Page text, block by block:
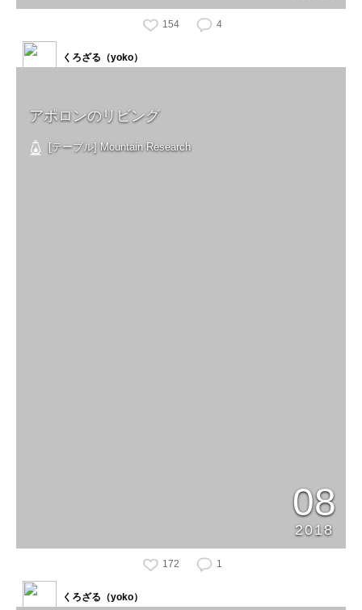
154 4
アポロンのリビング
[テーブル] Mountain Research
08
2018
くろざる（yoko）
172 1
くろざる（yoko）